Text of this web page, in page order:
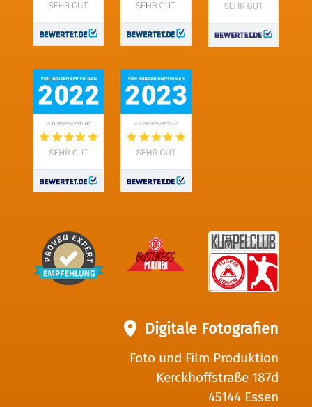
Digitale Fotografien
Foto und Film Produktion
Kerckhoffstraße 187d
45144 Essen